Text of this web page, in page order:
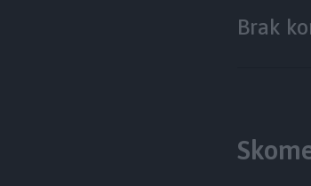
Brak